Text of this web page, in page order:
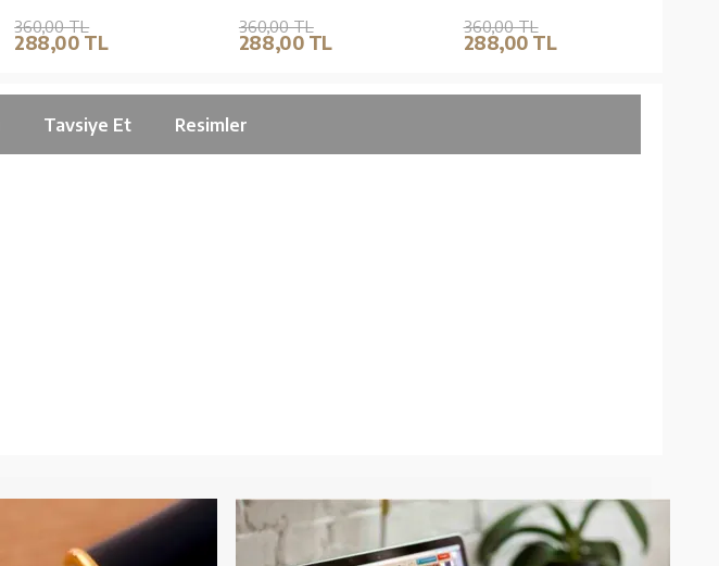
360,00 TL
288,00 TL
360,00 TL
288,00 TL
360,00 TL
288,00 TL
Tavsiye Et Resimler